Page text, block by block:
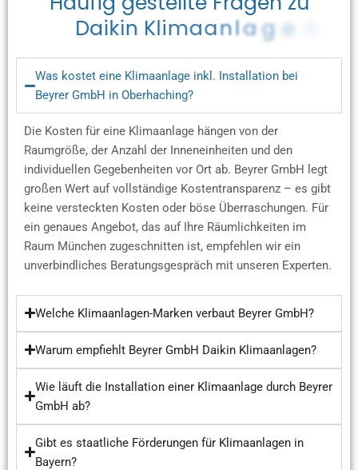
Daikin Klimaanlagen
Was kostet eine Klimaanlage inkl. Installation bei
Beyrer GmbH in Oberhaching?
Die Kosten für eine Klimaanlage hängen von der
Raumgröße, der Anzahl der Inneneinheiten und den
individuellen Gegebenheiten vor Ort ab. Beyrer GmbH legt
großen Wert auf vollständige Kostentransparenz – es gibt
keine versteckten Kosten oder böse Überraschungen. Für
ein genaues Angebot, das auf Ihre Räumlichkeiten im
Raum München zugeschnitten ist, empfehlen wir ein
unverbindliches Beratungsgespräch mit unseren Experten.
Welche Klimaanlagen-Marken verbaut Beyrer GmbH?
Warum empfiehlt Beyrer GmbH Daikin Klimaanlagen?
Wie läuft die Installation einer Klimaanlage durch Beyrer
GmbH ab?
Gibt es staatliche Förderungen für Klimaanlagen in
Bayern?